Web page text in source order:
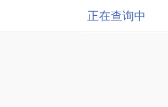
正在查询中